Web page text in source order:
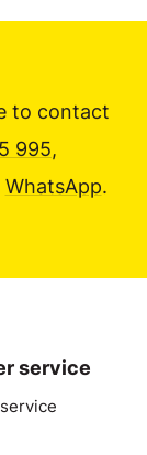
to contact
995,
WhatsApp.
service